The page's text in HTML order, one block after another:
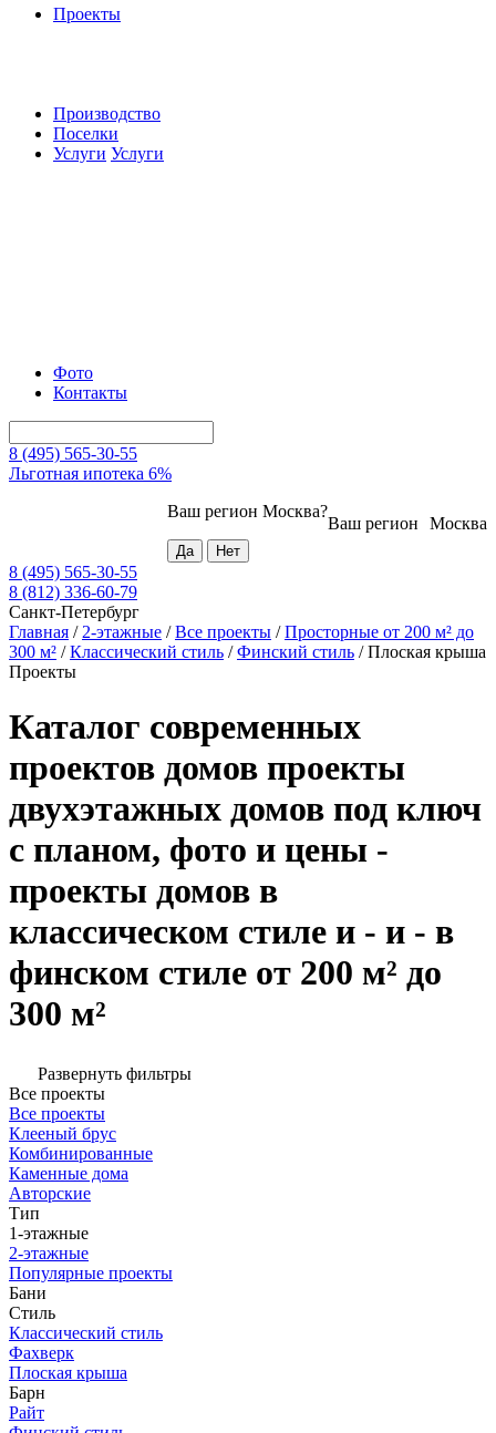
Проекты
Производство
Поселки
Услуги Услуги
Фото
Контакты
8 (495) 565-30-55
Льготная ипотека 6%
Москва
Ваш регион
Ваш регион Москва?
8 (495) 565-30-55
8 (812) 336-60-79
Санкт-Петербург
Главная / 2-этажные /Все проекты /Просторные от 200 м² до
300 м² /Классический стиль /Финский стиль /Плоская крыша
Проекты
Каталог современных
проектов домов проекты
двухэтажных домов под ключ
с планом, фото и цены -
проекты домов в
классическом стиле и - и - в
финском стиле от 200 м² до
300 м²
Развернуть фильтры
Все проекты
Все проекты
Клееный брус
Комбинированные
Каменные дома
Авторские
Тип
1-этажные
2-этажные
Популярные проекты
Бани
Стиль
Классический стиль
Фахверк
Плоская крыша
Барн
Райт